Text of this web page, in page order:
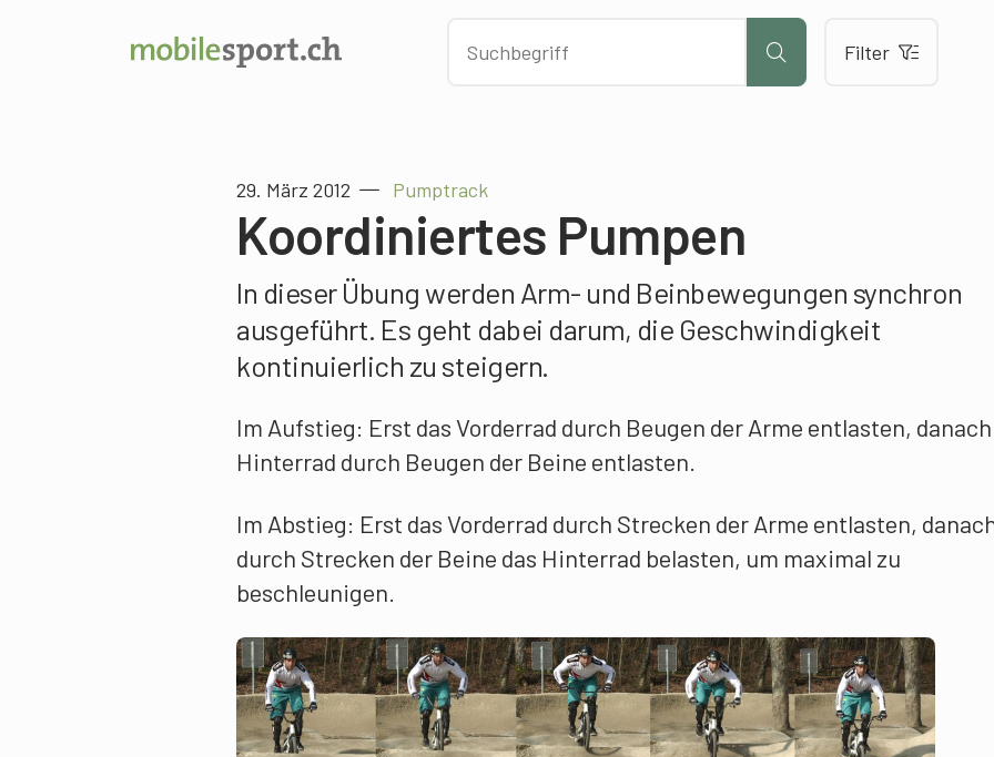
Filter
29. März 2012 Pumptrack
Koordiniertes Pumpen
In dieser Übung werden Arm- und Beinbewegungen synchron
ausgeführt. Es geht dabei darum, die Geschwindigkeit
kontinuierlich zu steigern.
Im Aufstieg: Erst das Vorderrad durch Beugen der Arme entlasten, danach
Hinterrad durch Beugen der Beine entlasten.
Im Abstieg: Erst das Vorderrad durch Strecken der Arme entlasten,
durch Strecken der Beine das Hinterrad belasten, um maximal zu
beschleunigen.